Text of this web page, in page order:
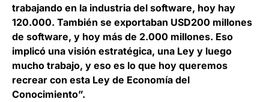
trabajando en la industria del software, hoy hay
120.000. También se exportaban USD200 millones
de software, y hoy más de 2.000 millones. Eso
implicó una visión estratégica, una Ley y luego
mucho trabajo, y eso es lo que hoy queremos
recrear con esta Ley de Economía del
Conocimiento”.